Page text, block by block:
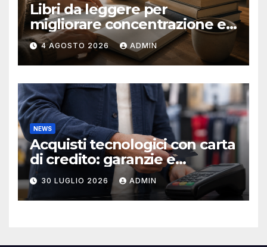
Libri da leggere per
migliorare concentrazione e
produttività
4 AGOSTO 2026 ADMIN
NEWS
Acquisti tecnologici con carta
di credito: garanzie e
protezioni
30 LUGLIO 2026 ADMIN